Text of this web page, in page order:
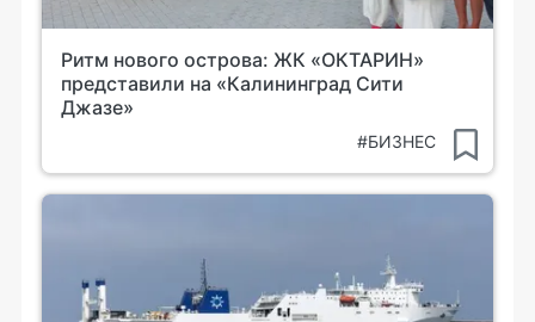
Ритм нового острова: ЖК «ОКТАРИН»
представили на «Калининград Сити
Джазе»
#БИЗНЕС